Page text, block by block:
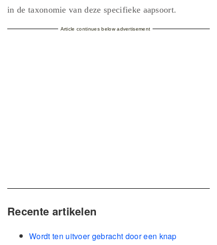
in de taxonomie van deze specifieke aapsoort.
Article continues below advertisement
Recente artikelen
Wordt ten uitvoer gebracht door een knap